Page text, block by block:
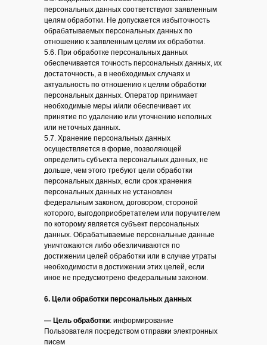
персональных данных соответствуют заявленным
целям обработки. Не допускается избыточность
обрабатываемых персональных данных по
отношению к заявленным целям их обработки.
5.6. При обработке персональных данных
обеспечивается точность персональных данных, их
достаточность, а в необходимых случаях и
актуальность по отношению к целям обработки
персональных данных. Оператор принимает
необходимые меры и/или обеспечивает их
принятие по удалению или уточнению неполных
или неточных данных.
5.7. Хранение персональных данных
осуществляется в форме, позволяющей
определить субъекта персональных данных, не
дольше, чем этого требуют цели обработки
персональных данных, если срок хранения
персональных данных не установлен
федеральным законом, договором, стороной
которого, выгодоприобретателем или поручителем
по которому является субъект персональных
данных. Обрабатываемые персональные данные
уничтожаются либо обезличиваются по
достижении целей обработки или в случае утраты
необходимости в достижении этих целей, если
иное не предусмотрено федеральным законом.
6. Цели обработки персональных данных
— Цель обработки: информирование
Пользователя посредством отправки электронных
писем